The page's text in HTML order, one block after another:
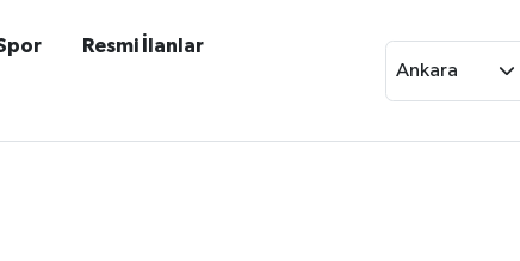
Resmi İlanlar
Ankara